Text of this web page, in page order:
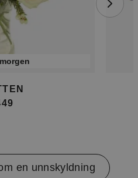
en unnskyldning